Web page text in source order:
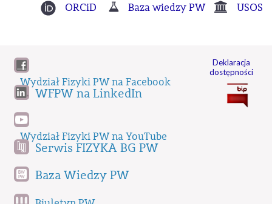
ORCiD
Baza wiedzy PW USOS
Wydział Fizyki PW na Facebook
WFPW na LinkedIn
Wydział Fizyki PW na YouTube
Serwis FIZYKA BG PW
Baza Wiedzy PW
Deklaracja
dostępności